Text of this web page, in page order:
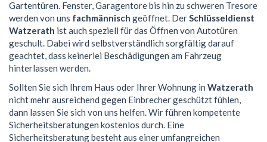
Gartentüren. Fenster, Garagentore bis hin zu schweren Tresore
werden von uns fachmännisch geöffnet. DerSchlüsseldienst
Watzerath ist auch speziell für das Öffnen von Autotüren
geschult. Dabei wird selbstverständlich sorgfältig darauf
geachtet, dass keinerlei Beschädigungen am Fahrzeug
hinterlassen werden.
Sollten Sie sich Ihrem Haus oder Ihrer Wohnung in Watzerath
nicht mehr ausreichend gegen Einbrecher geschützt fühlen,
dann lassen Sie sich von uns helfen. Wir führen kompetente
Sicherheitsberatungen kostenlos durch. Eine
Sicherheitsberatung besteht aus einer umfangreichen